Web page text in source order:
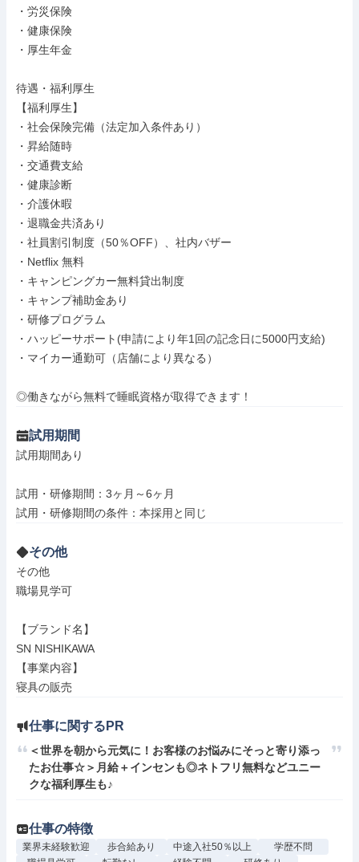
・労災保険
・健康保険
・厚生年金
待遇・福利厚生
【福利厚生】
・社会保険完備（法定加入条件あり）
・昇給随時
・交通費支給
・健康診断
・介護休暇
・退職金共済あり
・社員割引制度（50％OFF）、社内バザー
・Netflix 無料
・キャンピングカー無料貸出制度
・キャンプ補助金あり
・研修プログラム
・ハッピーサポート(申請により年1回の記念日に5000円支給)
・マイカー通勤可（店舗により異なる）
◎働きながら無料で睡眠資格が取得できます！
試用期間
試用期間あり
試用・研修期間：3ヶ月～6ヶ月
その他
その他
職場見学可
【ブランド名】
SN NISHIKAWA
【事業内容】
寝具の販売
仕事に関するPR
＜世界を朝から元気に！お客様のお悩みにそっと寄り添っ
たお仕事☆＞月給＋インセンも◎ネトフリ無料などユニー
クな福利厚生も♪
仕事の特徴
業界未経験歓迎 歩合給あり 中途入社50％以上
学歴不問